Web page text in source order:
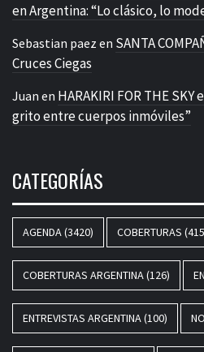
en Argentina: “Lo clásico, lo
Sebastian paez en SANTA
Cruces Ciegas
Juan en HARAKIRI FOR THE
grito entre cuerpos inmóviles”
CATEGORÍAS
AGENDA(3420) COBERTURAS
COBERTURAS ARGENTINA(126)
ENTREVISTAS ARGENTINA(100)